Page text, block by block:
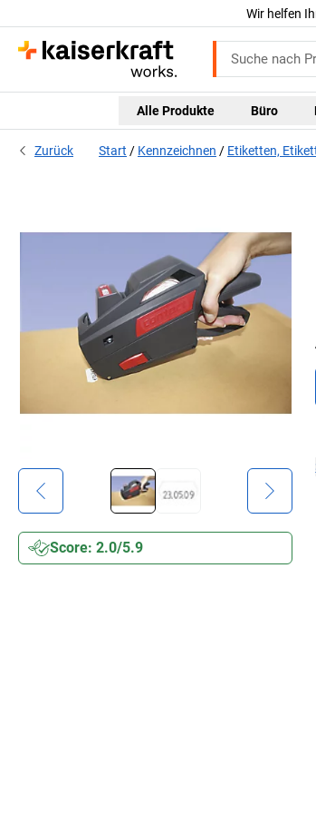
Wir helfen
Alle Produkte Büro
Zurück Start Kennzeichnen Etiketten,
Score: 2.0/5.9